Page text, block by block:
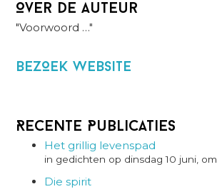
Over de auteur
"Voorwoord …"
BezOek website
Recente Publicaties
Het grillig levenspad
in gedichten op dinsdag 10 juni,
Die spirit